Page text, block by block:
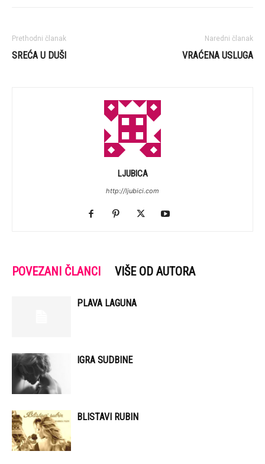
Prethodni članak
SREĆA U DUŠI
Naredni članak
VRAĆENA USLUGA
LJUBICA
http://ljubici.com
POVEZANI ČLANCI VIŠE OD AUTORA
PLAVA LAGUNA
IGRA SUDBINE
BLISTAVI RUBIN